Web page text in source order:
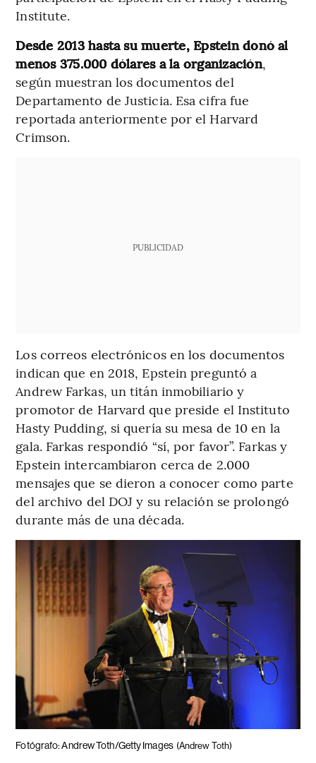
Institute.
Desde 2013 hasta su muerte, Epstein donó al
menos 375.000 dólares a la organización,
según muestran los documentos del
Departamento de Justicia. Esa cifra fue
reportada anteriormente por el Harvard
Crimson.
PUBLICIDAD
Los correos electrónicos en los documentos
indican que en 2018, Epstein preguntó a
Andrew Farkas, un titán inmobiliario y
promotor de Harvard que preside el Instituto
Hasty Pudding, si quería su mesa de 10 en la
gala. Farkas respondió “sí, por favor”. Farkas y
Epstein intercambiaron cerca de 2.000
mensajes que se dieron a conocer como parte
del archivo del DOJ y su relación se prolongó
durante más de una década.
Fotógrafo: Andrew Toth/Getty Images (Andrew Toth)